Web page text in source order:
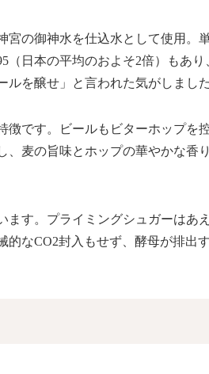
宮の御神水を仕込水として使用。
（日本の平均のおよそ2倍）もあり
を醸せ」と言われた気がしました
徴です。ビールもビターホップを
、麦の旨味とホップの華やかな香
ます。プライミングシュガーはあ
なCO2封入もせず、酵母が排出